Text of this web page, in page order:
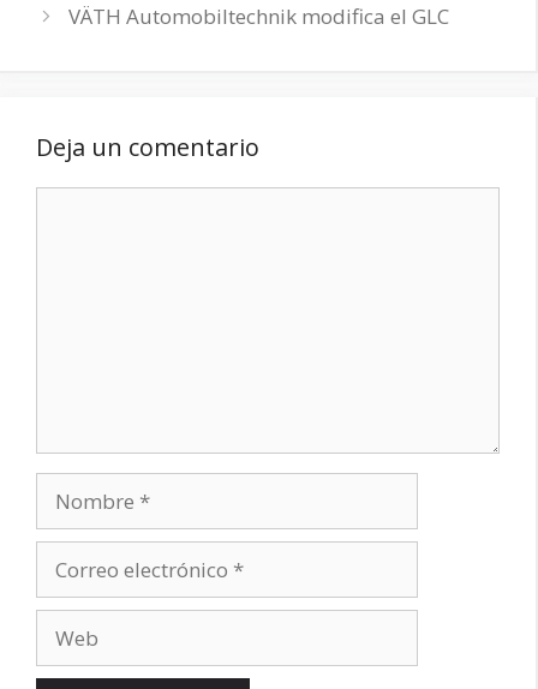
VÄTH Automobiltechnik modifica el GLC
Deja un comentario
electrónico